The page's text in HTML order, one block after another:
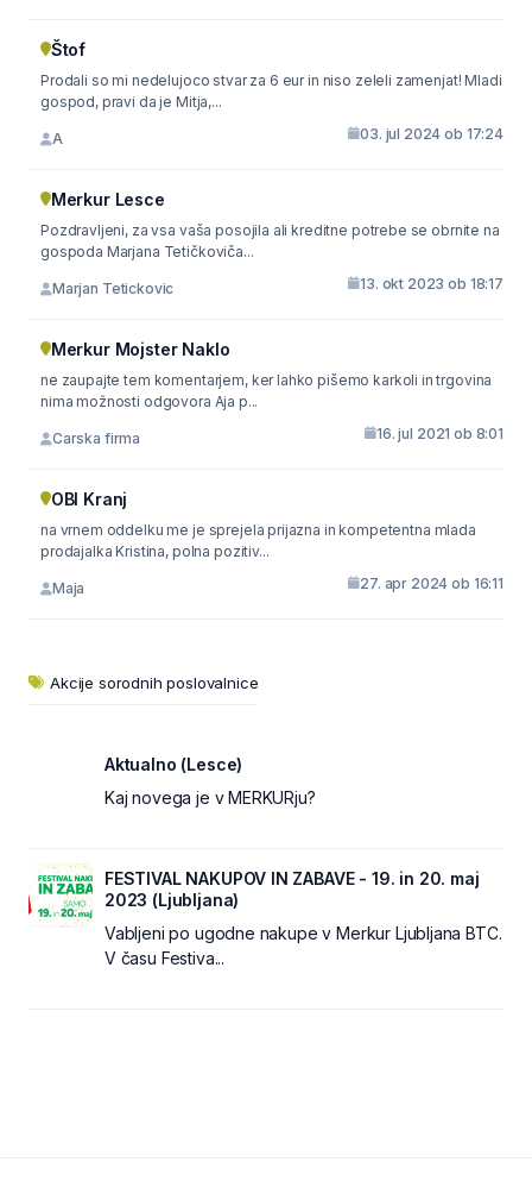
Štof
Prodali so mi nedelujoco stvar za 6 eur in niso zeleli zamenjat! Mladi
gospod, pravi da je Mitja,...
A 03. jul 2024 ob 17:24
Merkur Lesce
Pozdravljeni, za vsa vaša posojila ali kreditne potrebe se obrnite na
gospoda Marjana Tetičkoviča...
Marjan Tetickovic 13. okt 2023 ob 18:17
Merkur Mojster Naklo
ne zaupajte tem komentarjem, ker lahko pišemo karkoli in trgovina
nima možnosti odgovora Aja p...
Carska firma 16. jul 2021 ob 8:01
OBI Kranj
na vrnem oddelku me je sprejela prijazna in kompetentna mlada
prodajalka Kristina, polna pozitiv...
Maja 27. apr 2024 ob 16:11
Akcije sorodnih poslovalnice
Aktualno (Lesce)
Kaj novega je v MERKURju?
FESTIVAL NAKUPOV IN ZABAVE - 19. in 20. maj
2023 (Ljubljana)
Vabljeni po ugodne nakupe v Merkur Ljubljana BTC.
V času Festiva...